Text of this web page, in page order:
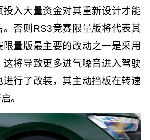
投入大量资金对其重新设计才能
。否则RS3竞赛限量版将代表其
量版最主要的改动之一是采用
这将导致更多进气噪音进入驾驶
进行了改装，其主动挡板在转速
。